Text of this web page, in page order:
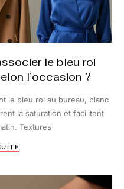
le bleu roi
l’occasion ?
le bleu roi au bureau, blanc
la saturation et facilitent
Textures